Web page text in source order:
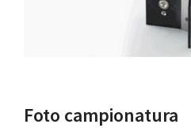
Foto campionatura